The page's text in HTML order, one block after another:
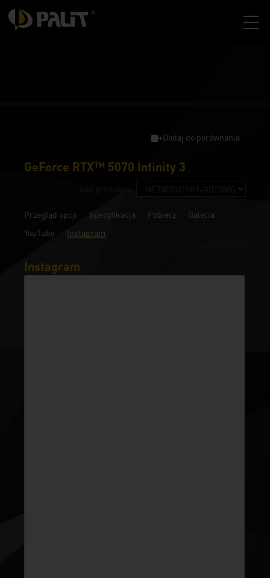
+Dodaj do porównania
GeForce RTX™ 5070 Infinity 3
Przegląd opcji Specyfikacja Pobierz
Galeria
YouTube
Instagram
Instagram